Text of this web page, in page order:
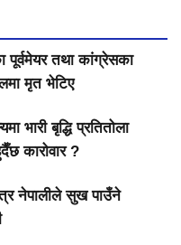
पूर्वमेयर तथा कांग्रेसका
मृत भेटिए
बृद्धि प्रतितोला
कारोवार ?
नेपालीले सुख पाउँने